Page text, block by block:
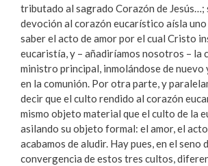
tributado al sagrado Corazón de Jesús…;
devoción al corazón eucarístico aísla uno
saber el acto de amor por el cual Cristo
eucaristía, y – añadiríamos nosotros – la
ministro principal, inmolándose de nuevo
en la comunión. Por otra parte, y
decir que el culto rendido al corazón
mismo objeto material que el culto de la
asilando su objeto formal: el amor, el
acabamos de aludir. Hay pues, en el seno
convergencia de estos tres cultos,